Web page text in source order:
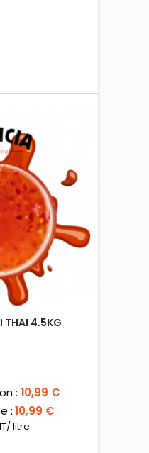
THAI 4.5KG
: 10,99 €
:10,99 €
litre